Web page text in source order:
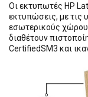
Οι εκτυπωτές HP
εκτυπώσεις, με τις
εσωτερικούς
διαθέτουν
CertifiedSM3 και